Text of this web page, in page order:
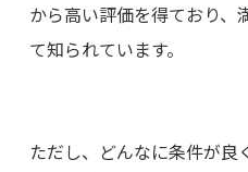
から高い評価を得ており、
て知られています。
ただし、どんなに条件が良